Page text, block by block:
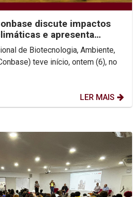
discute impactos
e apresenta
de Biotecnologia, Ambiente,
teve início, ontem (6), no
LER MAIS